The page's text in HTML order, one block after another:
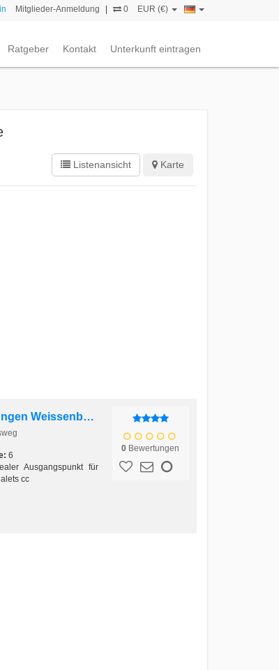
Mitglieder-Anmeldung 0 EUR (€)
Ratgeber Kontakt Unterkunft eintragen
Listenansicht Karte
Exklusive Chalets u Ferienwohnungen Weissenbacher
6
Ausgangspunkt für
cc
0 Bewertungen